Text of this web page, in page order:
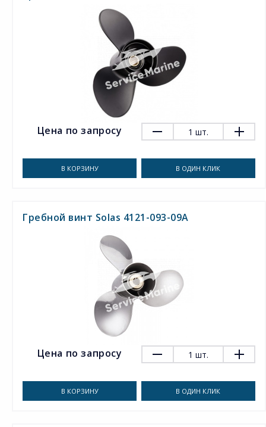
Цена по запросу 1 шт.
В КОРЗИНУ В ОДИН КЛИК
Гребной винт Solas 4121-093-09A
Цена по запросу 1 шт.
В КОРЗИНУ В ОДИН КЛИК